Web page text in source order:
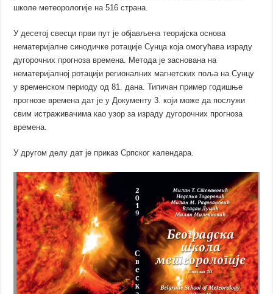
школе метеорологије на 516 страна.
У десетој свесци први пут је објављена теоријска основа
нематеријалне синодичке ротације Сунца која омогућава израду
дугорочних прогноза времена. Метода је заснована на
нематеријалној ротацији регионалних магнетских поља на Сунцу
у временском периоду од 81. дана. Типичан пример годишње
прогнозе времена дат је у Документу 3. који може да послужи
свим истраживачима као узор за израду дугорочних прогноза
времена.
У другом делу дат је приказ Српског календара.